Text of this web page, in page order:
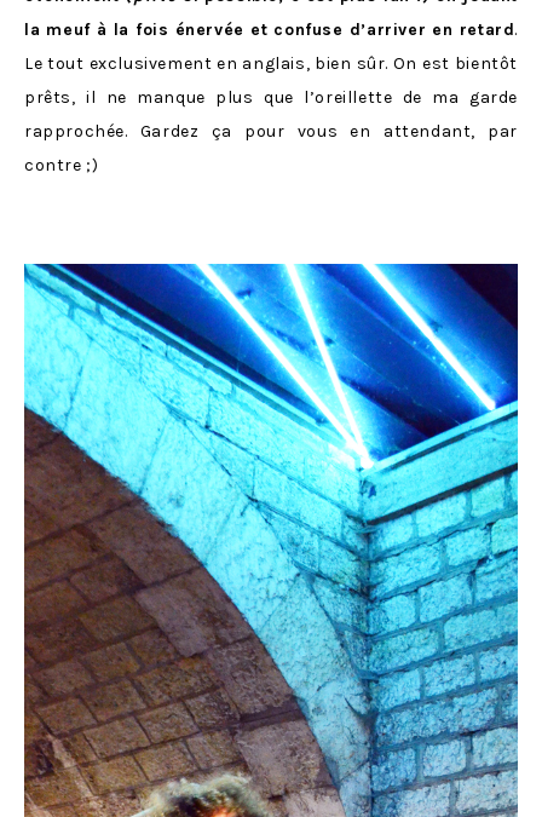
la meuf à la fois énervée et confuse d’arriver en retard.
Le tout exclusivement en anglais, bien sûr. On est bientôt
prêts, il ne manque plus que l’oreillette de ma garde
rapprochée. Gardez ça pour vous en attendant, par
contre ;)